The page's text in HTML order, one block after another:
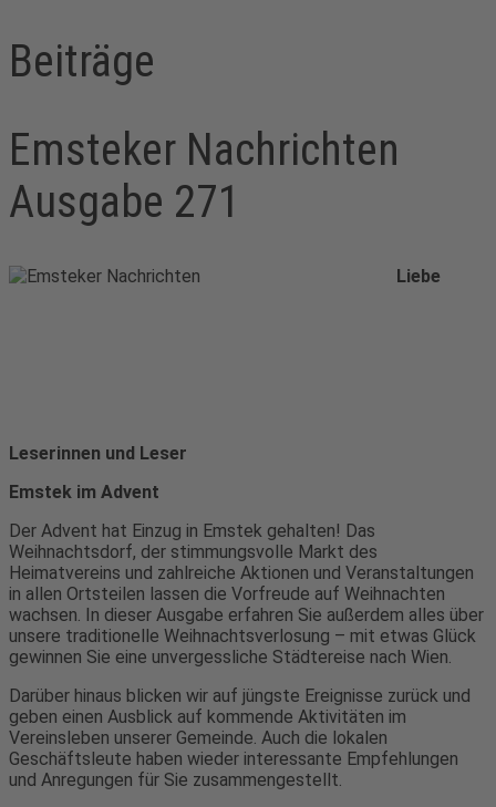
Beiträge
Emsteker Nachrichten
Ausgabe 271
Liebe
Leserinnen und Leser
Emstek im Advent
Der Advent hat Einzug in Emstek gehalten! Das
Weihnachtsdorf, der stimmungsvolle Markt des
Heimatvereins und zahlreiche Aktionen und Veranstaltungen
in allen Ortsteilen lassen die Vorfreude auf Weihnachten
wachsen. In dieser Ausgabe erfahren Sie außerdem alles über
unsere traditionelle Weihnachtsverlosung – mit etwas Glück
gewinnen Sie eine unvergessliche Städtereise nach Wien.
Darüber hinaus blicken wir auf jüngste Ereignisse zurück und
geben einen Ausblick auf kommende Aktivitäten im
Vereinsleben unserer Gemeinde. Auch die lokalen
Geschäftsleute haben wieder interessante Empfehlungen
und Anregungen für Sie zusammengestellt.